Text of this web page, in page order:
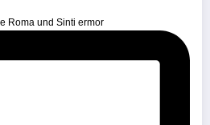
Roma und Sinti ermor